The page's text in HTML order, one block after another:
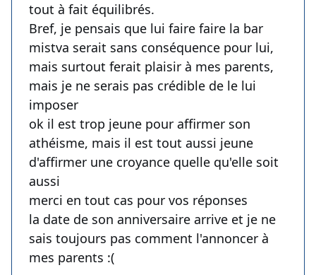
tout à fait équilibrés.
Bref, je pensais que lui faire faire la bar
mistva serait sans conséquence pour lui,
mais surtout ferait plaisir à mes parents,
mais je ne serais pas crédible de le lui
imposer
ok il est trop jeune pour affirmer son
athéisme, mais il est tout aussi jeune
d'affirmer une croyance quelle qu'elle soit
aussi
merci en tout cas pour vos réponses
la date de son anniversaire arrive et je ne
sais toujours pas comment l'annoncer à
mes parents :(